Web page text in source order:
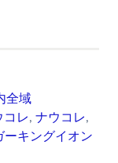
全域
コレ, ナウコレ,
ーキングイオン